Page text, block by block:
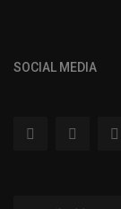
SOCIAL MEDIA